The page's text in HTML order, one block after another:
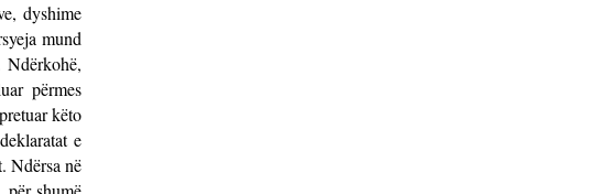
dyshime
mund
Ndërkohë,
përmes
këto
e
Ndërsa në